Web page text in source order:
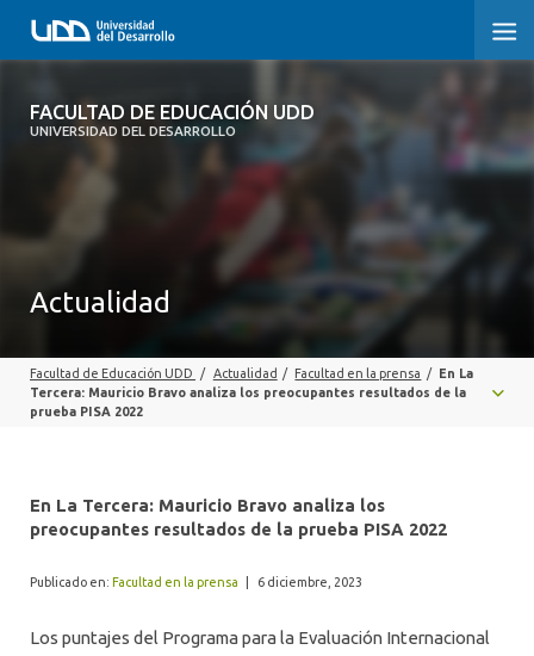
FACULTAD DE EDUCACIÓN UDD
UNIVERSIDAD DEL DESARROLLO
FACULTAD DE EDUCACIÓN UDD
POSTGRADO Y EDUCACIÓN CONTINUA
ALUMNI
Actualidad
Facultad de Educación UDD / Actualidad / Facultad en la prensa /
En La
Tercera: Mauricio Bravo analiza los preocupantes resultados de la
prueba PISA 2022
En La Tercera: Mauricio Bravo analiza los
preocupantes resultados de la prueba PISA 2022
Publicado en: Facultad en la prensa 6 diciembre, 2023
Los puntajes del Programa para la Evaluación Internacional